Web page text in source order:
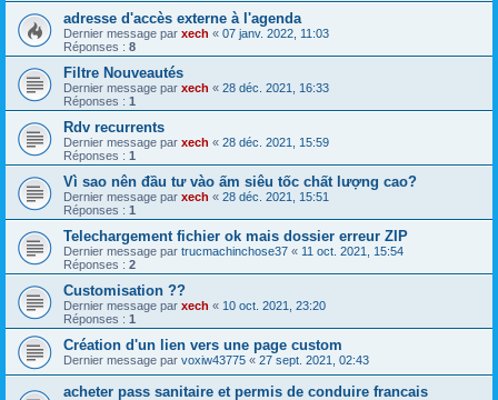
adresse d'accès externe à l'agenda
Dernier message par xech « 07 janv. 2022, 11:03
Réponses : 8
Filtre Nouveautés
Dernier message par xech « 28 déc. 2021, 16:33
Réponses : 1
Rdv recurrents
Dernier message par xech « 28 déc. 2021, 15:59
Réponses : 1
Vì sao nên đầu tư vào ấm siêu tốc chất lượng cao?
Dernier message par xech « 28 déc. 2021, 15:51
Réponses : 1
Telechargement fichier ok mais dossier erreur ZIP
Dernier message par trucmachinchose37 « 11 oct. 2021, 15:54
Réponses : 2
Customisation ??
Dernier message par xech « 10 oct. 2021, 23:20
Réponses : 1
Création d'un lien vers une page custom
Dernier message par voxiw43775 « 27 sept. 2021, 02:43
acheter pass sanitaire et permis de conduire francais